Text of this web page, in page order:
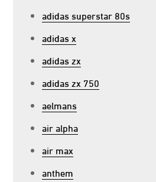
adidas superstar 80s
adidas x
adidas zx
adidas zx 750
aelmans
air alpha
air max
anthem